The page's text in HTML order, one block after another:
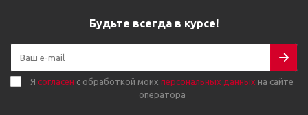
Будьте всегда в курсе!
Я согласен с обработкой моих персональных данных на сайте
оператора